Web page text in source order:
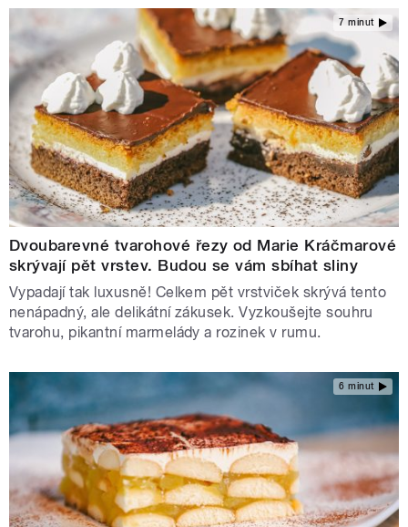
7 minut
Dvoubarevné tvarohové řezy od Marie Kráčmarové
skrývají pět vrstev. Budou se vám sbíhat sliny
Vypadají tak luxusně! Celkem pět vrstviček skrývá tento
nenápadný, ale delikátní zákusek. Vyzkoušejte souhru
tvarohu, pikantní marmelády a rozinek v rumu.
6 minut